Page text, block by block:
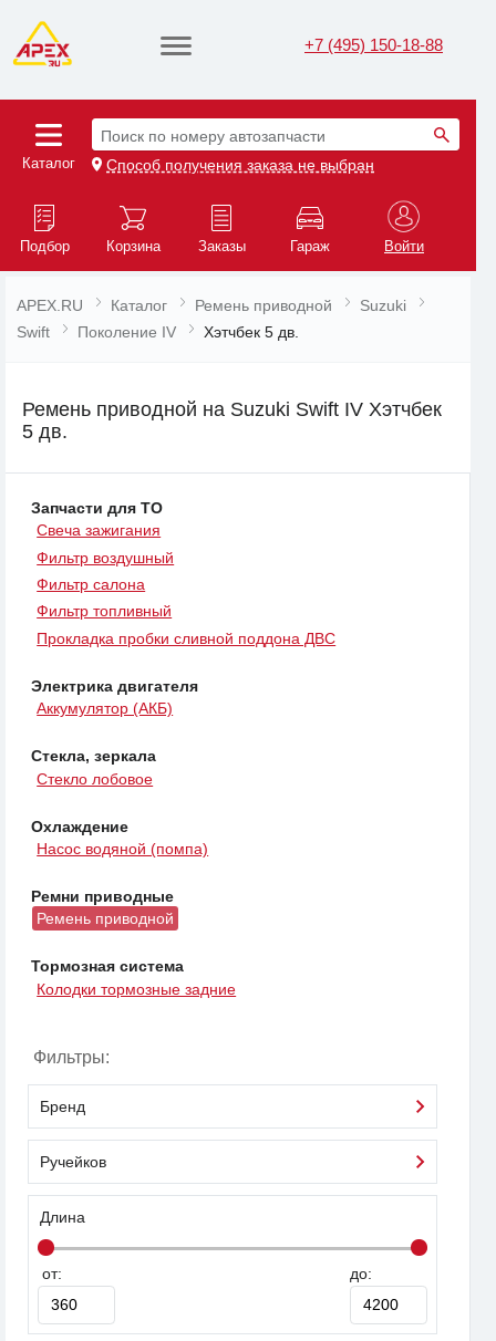
+7 (495) 150-18-88
Каталог
Поиск по номеру автозапчасти
Способ получения заказа не выбран
Подбор Корзина Заказы Гараж Войти
APEX.RU Каталог Ремень приводной
Suzuki
Swift
Поколение IV Хэтчбек 5 дв.
Ремень приводной на Suzuki Swift IV Хэтчбек
5 дв.
Запчасти для ТО
Свеча зажигания
Фильтр воздушный
Фильтр салона
Фильтр топливный
Прокладка пробки сливной поддона ДВС
Электрика двигателя
Аккумулятор (АКБ)
Стекла, зеркала
Стекло лобовое
Охлаждение
Насос водяной (помпа)
Ремни приводные
Ремень приводной
Тормозная система
Колодки тормозные задние
Фильтры:
Бренд
Ручейков
Длина
от: до: